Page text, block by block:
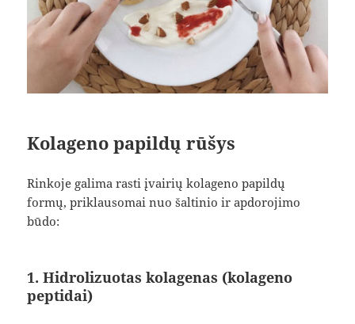
Kolageno papildų rūšys
Rinkoje galima rasti įvairių kolageno papildų
formų, priklausomai nuo šaltinio ir apdorojimo
būdo:
1. Hidrolizuotas kolagenas (kolageno
peptidai)